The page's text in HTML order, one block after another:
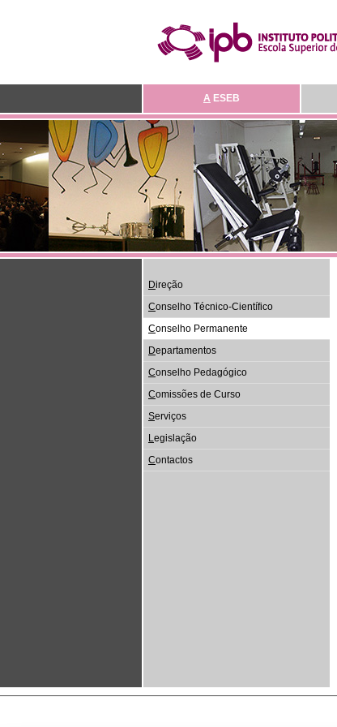
A ESEB
Direção
Conselho Técnico-Científico
Conselho Permanente
Departamentos
Conselho Pedagógico
Comissões de Curso
Serviços
Legislação
Contactos